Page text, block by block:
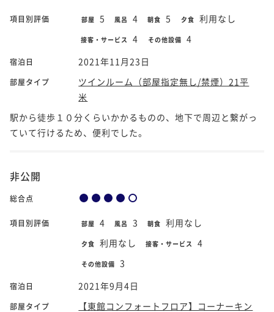
項目別評価 部屋 5 風呂 4 朝食 5 夕食 利用なし
接客・サービス 4 その他設備 4
宿泊日 2021年11月23日
部屋タイプ
ツインルーム（部屋指定無し/禁煙）21平
米
駅から徒歩１０分くらいかかるものの、地下で周辺と繋がっ
ていて行けるため、便利でした。
非公開
総合点
項目別評価 部屋 4 風呂 3 朝食 利用なし
夕食 利用なし 接客・サービス 4
その他設備 3
宿泊日 2021年9月4日
部屋タイプ 【東館コンフォートフロア】コーナーキン